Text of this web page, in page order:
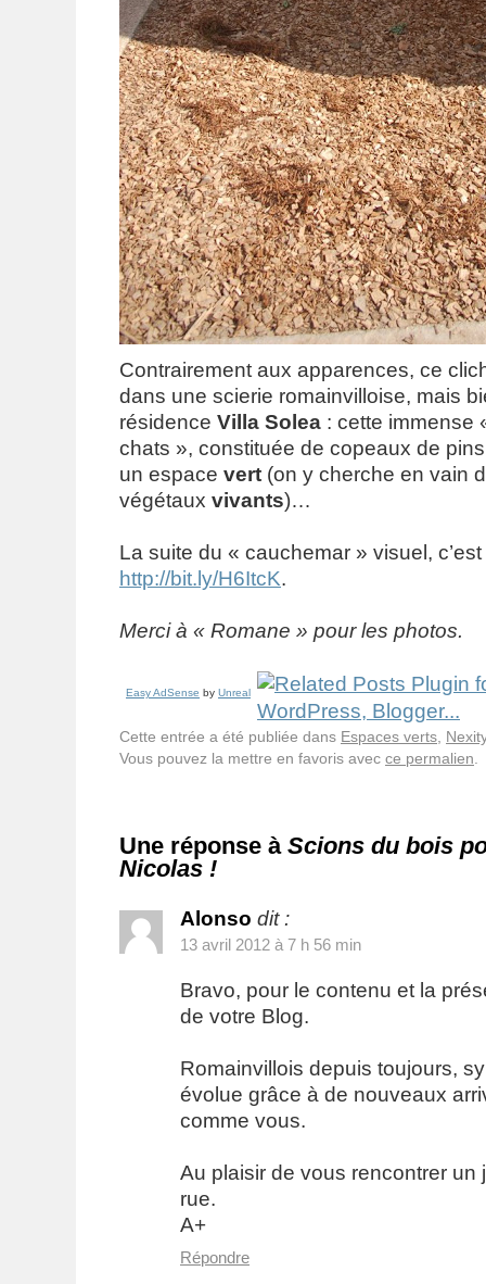
Contrairement aux apparences, ce
dans une scierie romainvilloise, mais
résidence Villa Solea : cette immense
chats », constituée de copeaux de
un espace vert (on y cherche en vain
végétaux vivants)…
La suite du « cauchemar » visuel, c’est
http://bit.ly/H6ItcK.
Merci à « Romane » pour les photos.
Easy AdSense by Unreal
Cette entrée a été publiée dans Espaces verts Nexity
Vous pouvez la mettre en favoris avec ce permalien
Une réponse à Scions du bois
Nicolas !
Alonso dit :
13 avril 2012 à 7 h 56 min
Bravo, pour le contenu et la
de votre Blog.
Romainvillois depuis toujours,
évolue grâce à de nouveaux
comme vous.
Au plaisir de vous rencontrer un
rue.
A+
Répondre